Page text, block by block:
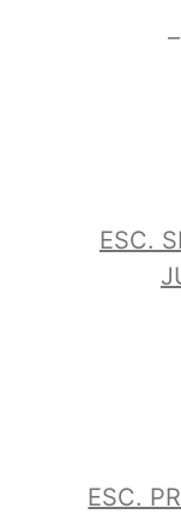
–
–
–
ESC.
–
–
ESC.